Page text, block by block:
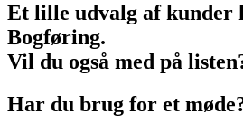
Et lille udvalg af kunder
Bogføring.
Vil du også med på
Har du brug for et